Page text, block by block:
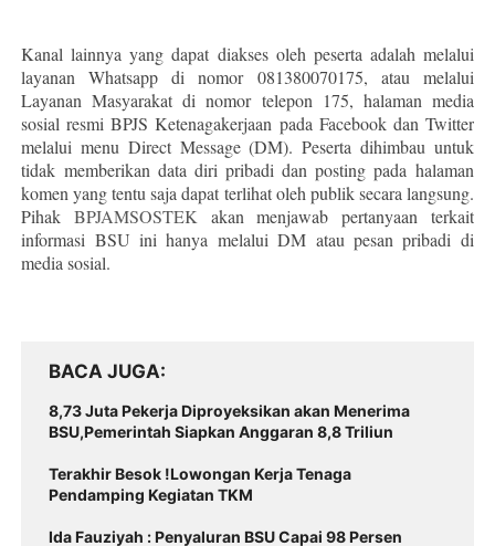
Kanal lainnya yang dapat diakses oleh peserta adalah melalui
layanan Whatsapp di nomor 081380070175, atau melalui
Layanan Masyarakat di nomor telepon 175, halaman media
sosial resmi BPJS Ketenagakerjaan pada Facebook dan Twitter
melalui menu Direct Message (DM). Peserta dihimbau untuk
tidak memberikan data diri pribadi dan posting pada halaman
komen yang tentu saja dapat terlihat oleh publik secara langsung.
PihakBPJAMSOSTEK akan menjawab pertanyaan terkait
informasi BSU ini hanya melalui DM atau pesan pribadi di
media sosial.
BACA JUGA
8,73 Juta Pekerja Diproyeksikan akan Menerima
BSU,Pemerintah Siapkan Anggaran 8,8 Triliun
Terakhir Besok !Lowongan Kerja Tenaga
Pendamping Kegiatan TKM
Ida Fauziyah : Penyaluran BSU Capai 98 Persen